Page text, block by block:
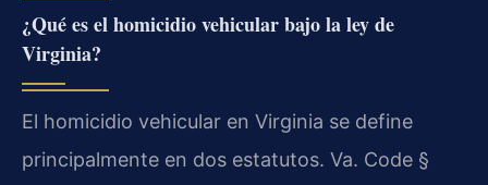
¿Qué es el homicidio vehicular bajo la ley de
Virginia?
El homicidio vehicular en Virginia se define
principalmente en dos estatutos. Va. Code §